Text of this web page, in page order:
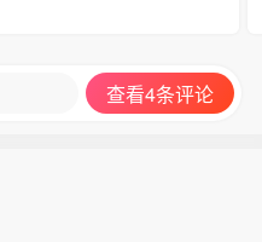
查看4条评论